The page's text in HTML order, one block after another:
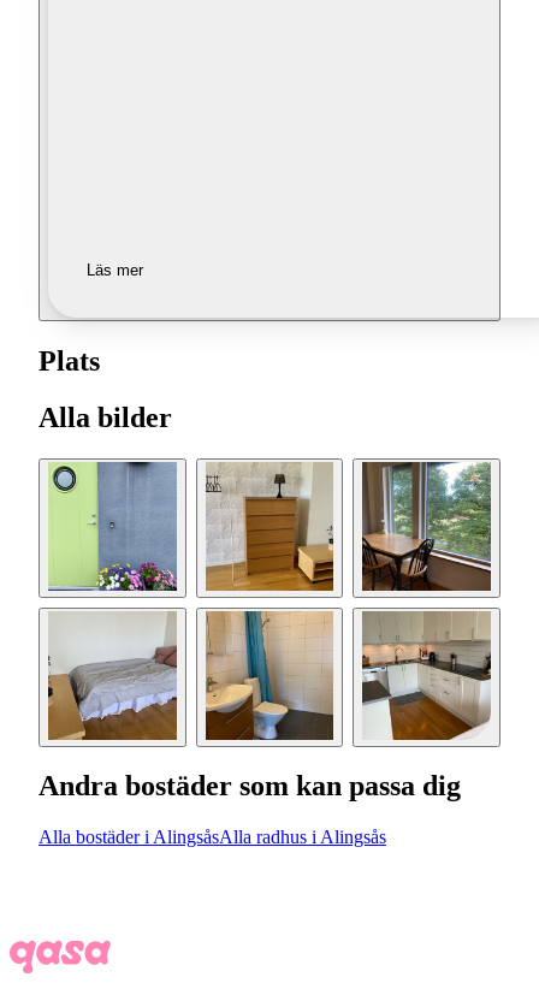
Läs mer
Plats
Alla bilder
Andra bostäder som kan passa dig
Alla bostäder i AlingsåsAlla radhus i Alingsås